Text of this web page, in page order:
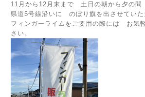
11月から12月末まで 土日の朝から夕の間
県道5号線沿いに のぼり旗を出させていた
フィンガーライムをご要用の際には お気
さい。